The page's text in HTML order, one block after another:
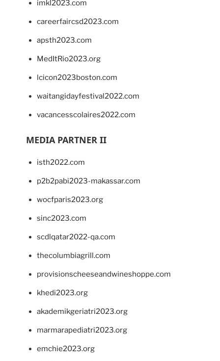
imkl2023.com
careerfaircsd2023.com
apsth2023.com
MedItRio2023.org
lcicon2023boston.com
waitangidayfestival2022.com
vacancesscolaires2022.com
MEDIA PARTNER II
isth2022.com
p2b2pabi2023-makassar.com
wocfparis2023.org
sinc2023.com
scdlqatar2022-qa.com
thecolumbiagrill.com
provisionscheeseandwineshoppe.com
khedi2023.org
akademikgeriatri2023.org
marmarapediatri2023.org
emchie2023.org